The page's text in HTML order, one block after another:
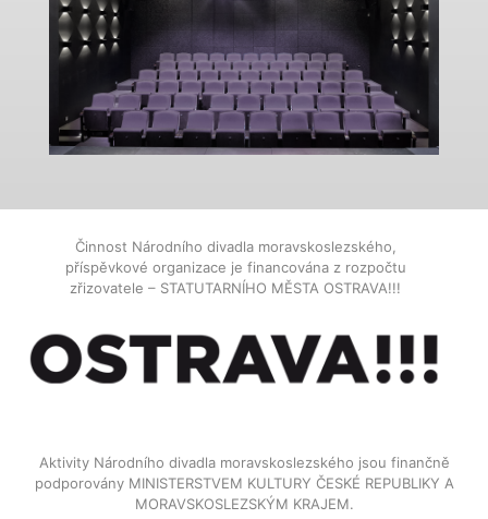
Činnost Národního divadla moravskoslezského,
příspěvkové organizace je financována z rozpočtu
zřizovatele – STATUTARNÍHO MĚSTA OSTRAVA!!!
Aktivity Národního divadla moravskoslezského jsou finančně
podporovány MINISTERSTVEM KULTURY ČESKÉ REPUBLIKY A
MORAVSKOSLEZSKÝM KRAJEM.